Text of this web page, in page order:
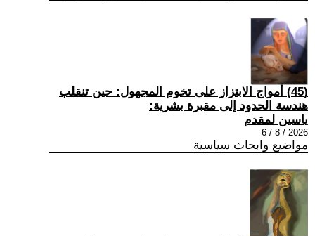
(45) أمواج الابتزاز على تخوم المجهول: حين تنقلب
هندسة الحدود إلى مقبرة بشرية:
ياسين لمقدم
2026 / 8 / 6
مواضيع وابحاث سياسية